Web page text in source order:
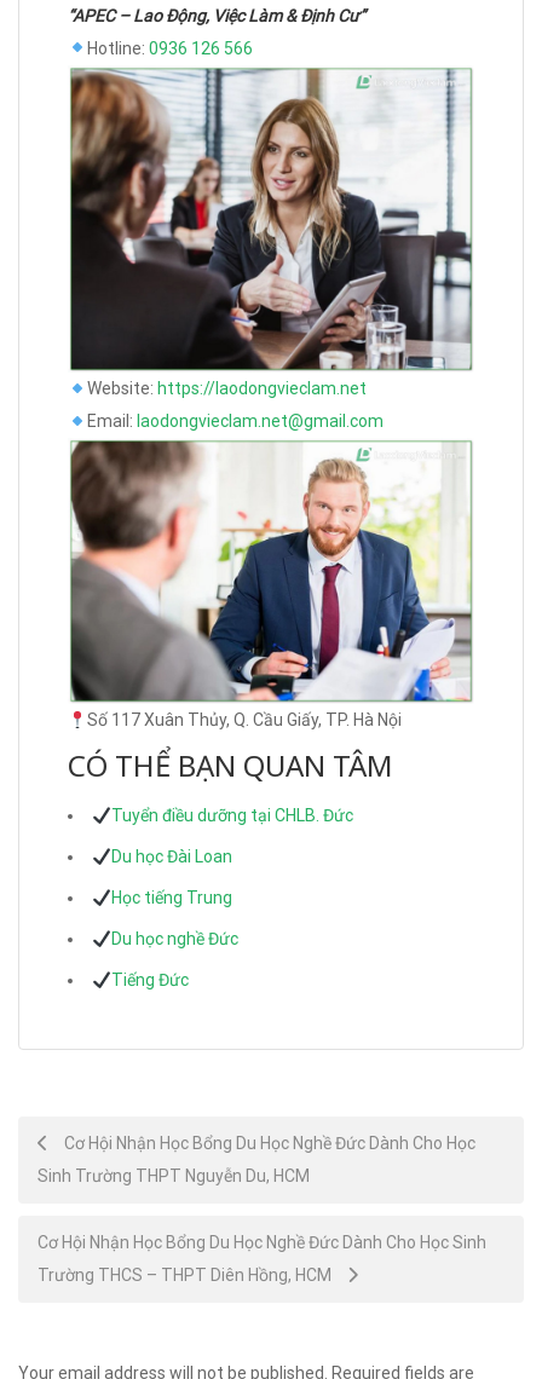
“APEC – Lao Động, Việc Làm & Định Cư”
Hotline: 0936 126 566
Website: https://laodongvieclam.net
Email: laodongvieclam.net@gmail.com
Số 117 Xuân Thủy, Q. Cầu Giấy, TP. Hà Nội
CÓ THỂ BẠN QUAN TÂM
Tuyển điều dưỡng tại CHLB. Đức
Du học Đài Loan
Học tiếng Trung
Du học nghề Đức
Tiếng Đức
Post
navigation
Cơ Hội Nhận Học Bổng Du Học Nghề Đức Dành Cho Học
Sinh Trường THPT Nguyễn Du, HCM
Cơ Hội Nhận Học Bổng Du Học Nghề Đức Dành Cho Học Sinh
Trường THCS – THPT Diên Hồng, HCM
Your email address will not be published. Required fields are